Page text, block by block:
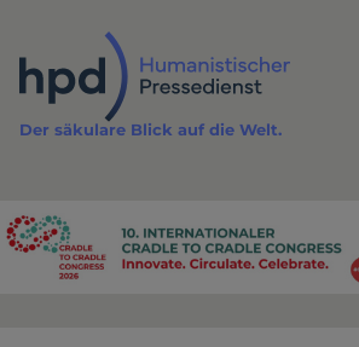
Inhalt
Der säkulare Blick auf die Welt.
Advertising